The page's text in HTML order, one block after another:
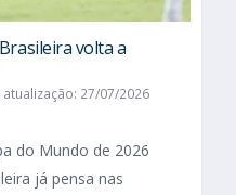
volta a
atualização: 27/07/2026
do Mundo de 2026
já pensa nas